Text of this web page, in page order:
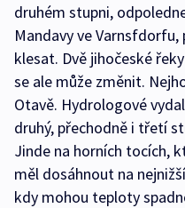
druhém stupni,
Mandavy ve
klesat. Dvě jihočeské
se ale může změnit.
Otavě. Hydrologové
druhý, přechodně i třetí
Jinde na horních tocích,
měl dosáhnout na
kdy mohou teploty